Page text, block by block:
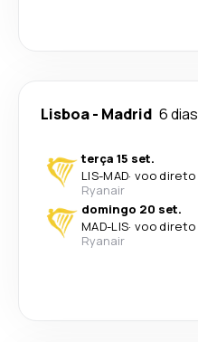
Lisboa- Madrid 6 dias
terça 15 set.
LIS-MAD· voo direto
Ryanair
domingo 20 set.
MAD-LIS· voo direto
Ryanair